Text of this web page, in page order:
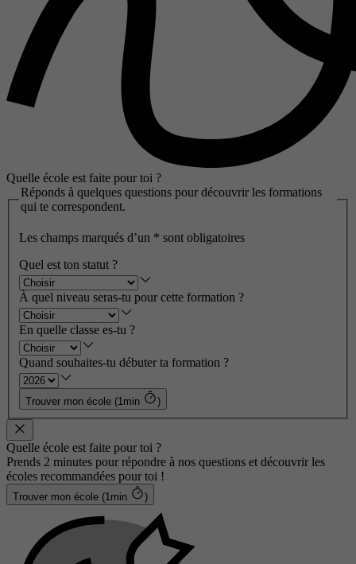
Quelle école est faite pour toi ?
Réponds à quelques questions pour découvrir les formations
qui te correspondent.
Les champs marqués d’un * sont obligatoires
Quel est ton statut ?
À quel niveau seras-tu pour cette formation ?
En quelle classe es-tu ?
Quand souhaites-tu débuter ta formation ?
Trouver mon école (1min )
Quelle école est faite pour toi ?
Prends 2 minutes pour répondre à nos questions et découvrir les
écoles recommandées pour toi !
Trouver mon école (1min )